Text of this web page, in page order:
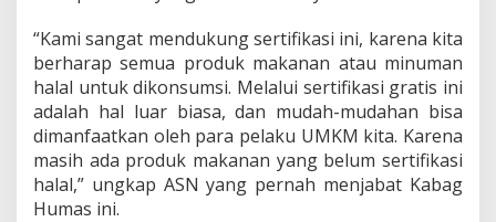
a
k
P
e
l
a
u
U
“Kami sangat mendukung sertifikasi ini, karena kita
berharap semua produk makanan atau minuman
halal untuk dikonsumsi. Melalui sertifikasi gratis ini
adalah hal luar biasa, dan mudah-mudahan bisa
dimanfaatkan oleh para pelaku UMKM kita. Karena
masih ada produk makanan yang belum sertifikasi
halal,” ungkap ASN yang pernah menjabat Kabag
Humas ini.